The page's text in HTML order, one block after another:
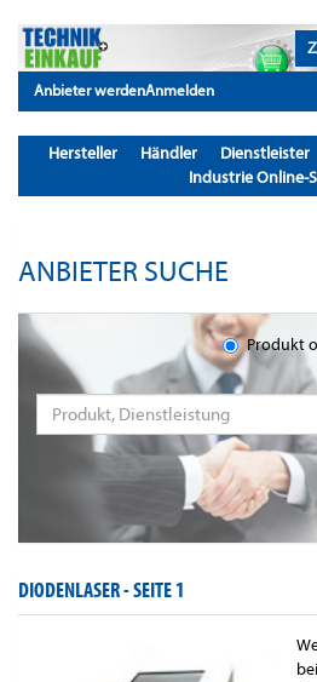
Anbieter werdenAnmelden
Hersteller Händler Dienstleister
Industrie Online-
ANBIETER SUCHE
Produkt
DIODENLASER -SEITE 1